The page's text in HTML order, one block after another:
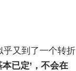
乎又到了一个转折
已定’，不会在